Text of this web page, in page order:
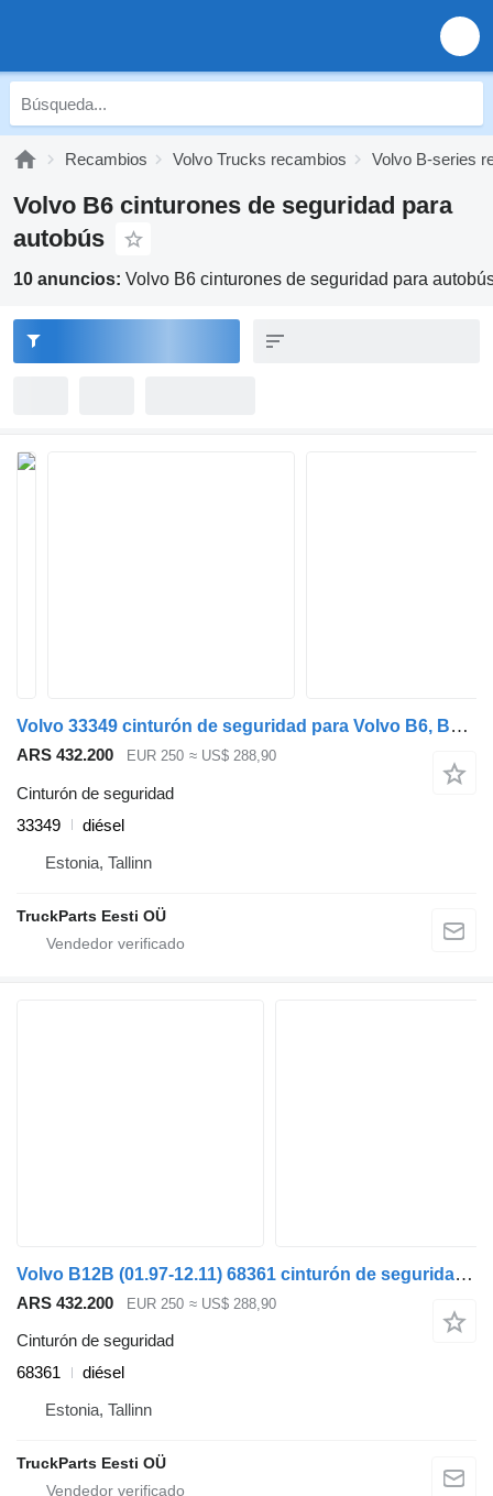
Recambios Volvo Trucks recambios Volvo B-series
Volvo B6 cinturones de seguridad para
autobús
10 anuncios: Volvo B6 cinturones de seguridad para
Volvo 33349 cinturón de seguridad para Volvo B6, B7, B9, B10, B12 bus (1978-2011) autobús
ARS 432.200 EUR 250 ≈ US$ 288,90
Cinturón de seguridad
33349
diésel
Estonia, Tallinn
TruckParts Eesti OÜ
Volvo B12B (01.97-12.11) 68361 cinturón de seguridad para Volvo B6, B7, B9, B10, B12 bus (1978-2011) autobús
ARS 432.200 EUR 250 ≈ US$ 288,90
Cinturón de seguridad
68361
diésel
Estonia, Tallinn
TruckParts Eesti OÜ